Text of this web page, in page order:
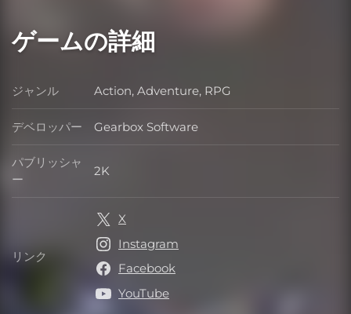
ゲームの詳細
ジャンル ジャンル
Action, Adventure, RPG
デベロッパー デベロッパー
Gearbox Software
パブリッシャ
ー
パブリッシャー
2K
リンク リンク
X
Instagram
Facebook
YouTube